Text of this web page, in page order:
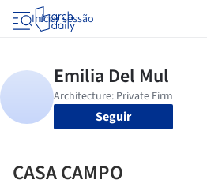
Iniciar sessão
Seguir
CASA CAMPO